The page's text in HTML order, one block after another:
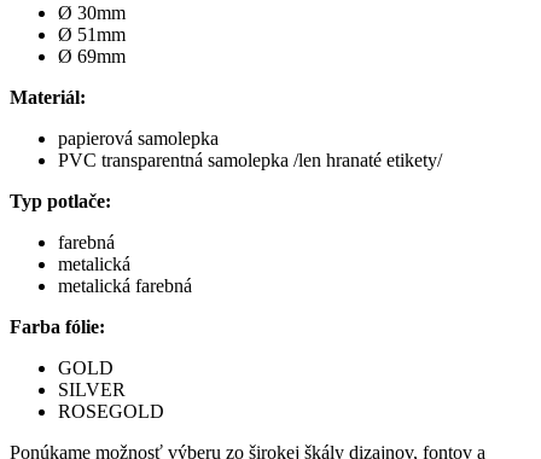
Ø 30mm
Ø 51mm
Ø 69mm
Materiál:
papierová samolepka
PVC transparentná samolepka /len hranaté etikety/
Typ potlače:
farebná
metalická
metalická farebná
Farba fólie:
GOLD
SILVER
ROSEGOLD
Ponúkame možnosť výberu zo širokej škály dizajnov, fontov a